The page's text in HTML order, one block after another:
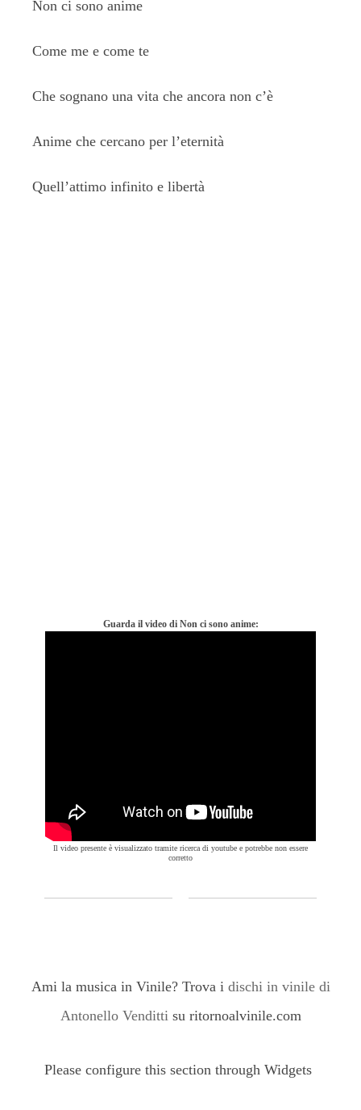
Non ci sono anime
Come me e come te
Che sognano una vita che ancora non c’è
Anime che cercano per l’eternità
Quell’attimo infinito e libertà
Guarda il video di Non ci sono anime:
Il video presente è visualizzato tramite ricerca di youtube e potrebbe non essere
corretto
Ami la musica in Vinile? Trova i dischi in vinile di
Antonello Venditti su ritornoalvinile.com
Please configure this section through Widgets